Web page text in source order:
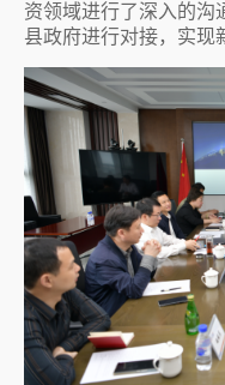
资领域进行了深入的沟
县政府进行对接，实现